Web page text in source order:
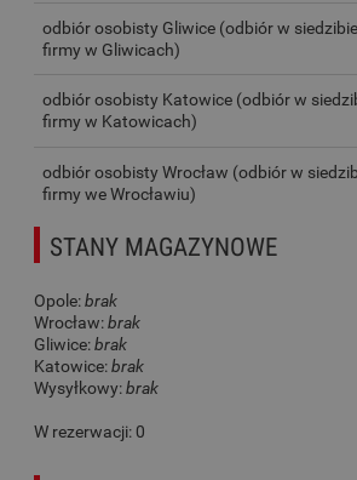
odbiór osobisty Gliwice (odbiór w siedzibie
firmy w Gliwicach)
odbiór osobisty Katowice (odbiór w
firmy w Katowicach)
odbiór osobisty Wrocław (odbiór w
firmy we Wrocławiu)
STANY MAGAZYNOWE
Opole:brak
Wrocław:brak
Gliwice:brak
Katowice:brak
Wysyłkowy:brak
W rezerwacji: 0